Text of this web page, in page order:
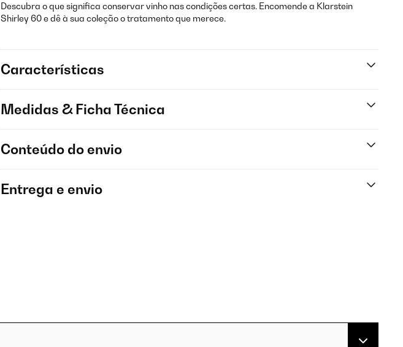
Descubra o que significa conservar vinho nas condições certas. Encomende a Klarstein
Shirley 60 e dê à sua coleção o tratamento que merece.
Características
Medidas & Ficha Técnica
Conteúdo do envio
Entrega e envio